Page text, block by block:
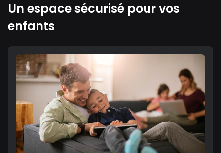
Un espace sécurisé pour vos
enfants